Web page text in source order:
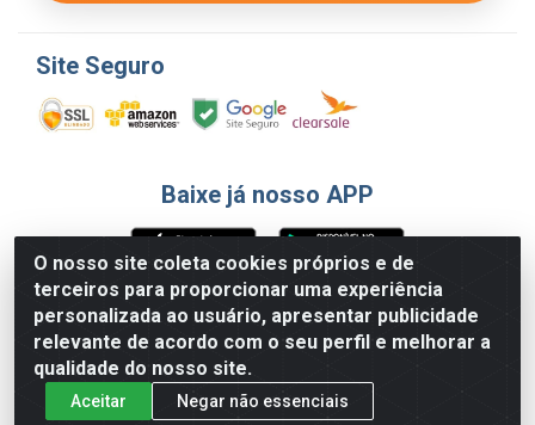
O nosso site coleta cookies próprios e de
terceiros para proporcionar uma experiência
personalizada ao usuário, apresentar publicidade
relevante de acordo com o seu perfil e melhorar a
qualidade do nosso site.
Aceitar
Negar não essenciais
Site Seguro
Baixe já nosso APP
Formas de Pagamento